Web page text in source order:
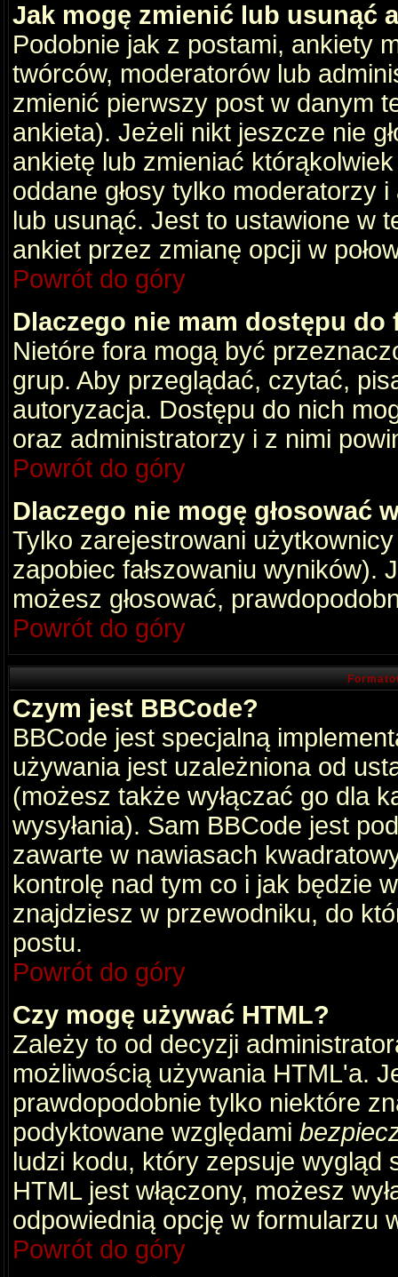
Jak mogę zmienić lub usunąć
Podobnie jak z postami, ankiety
twórców, moderatorów lub
zmienić pierwszy post w danym
ankieta). Jeżeli nikt jeszcze nie
ankietę lub zmieniać
oddane głosy tylko moderatorzy
lub usunąć. Jest to ustawione w
ankiet przez zmianę opcji w
Powrót do góry
Dlaczego nie mam dostępu do
Nietóre fora mogą być
grup. Aby przeglądać, czytać,
autoryzacja. Dostępu do nich
oraz administratorzy i z nimi
Powrót do góry
Dlaczego nie mogę głosować
Tylko zarejestrowani
zapobiec fałszowaniu wyników).
możesz głosować,
Powrót do góry
Czym jest BBCode?
BBCode jest specjalną
używania jest uzależniona od
(możesz także wyłączać go dla
wysyłania). Sam BBCode jest
zawarte w nawiasach
kontrolę nad tym co i jak będzie
znajdziesz w przewodniku, do
postu.
Powrót do góry
Czy mogę używać HTML?
Zależy to od decyzji
możliwością używania HTML'a.
prawdopodobnie tylko niektóre
podyktowane względami
ludzi kodu, który zepsuje wygląd
HTML jest włączony, możesz
odpowiednią opcję w formularzu
Powrót do góry